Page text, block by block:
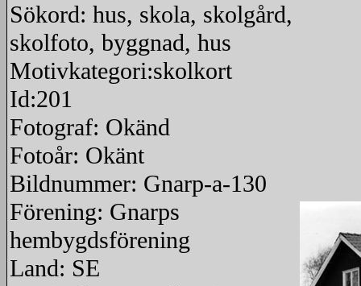
Sökord: hus, skola, skolgård,
skolfoto, byggnad, hus
Motivkategori:skolkort
Id:201
Fotograf: Okänd
Fotoår: Okänt
Bildnummer: Gnarp-a-130
Förening: Gnarps
hembygdsförening
Land: SE